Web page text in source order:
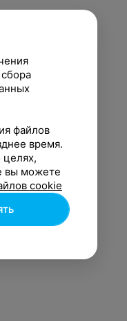
файлов
время.
вы можете
cookie